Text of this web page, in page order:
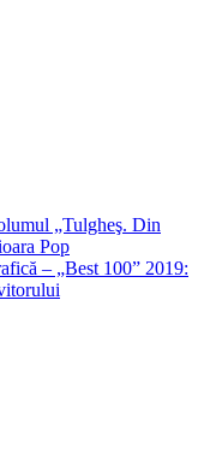
„Tulgheş. Din
Pop
– „Best 100” 2019: